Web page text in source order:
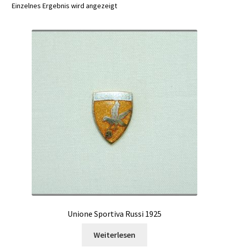
Einzelnes Ergebnis wird angezeigt
Unione Sportiva Russi 1925
Weiterlesen